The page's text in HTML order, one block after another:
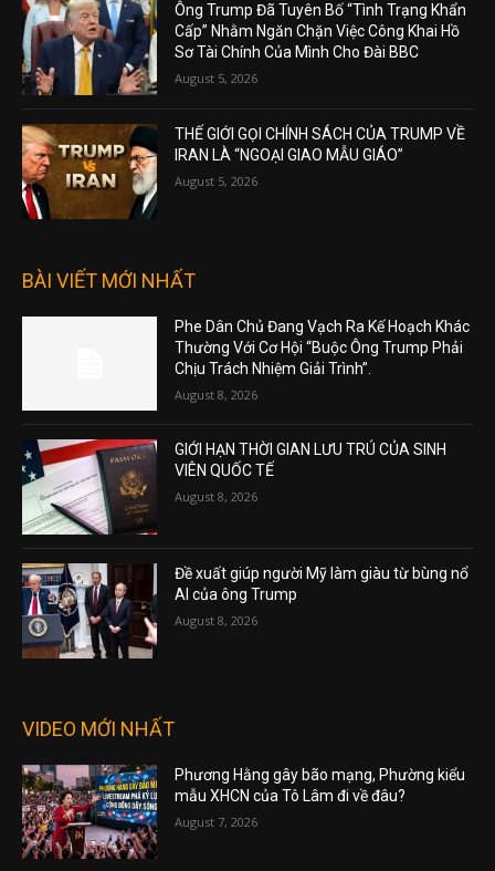
Ông Trump Đã Tuyên Bố “Tình Trạng Khẩn
Cấp” Nhằm Ngăn Chặn Việc Công Khai Hồ
Sơ Tài Chính Của Mình Cho Đài BBC
August 5, 2026
THẾ GIỚI GỌI CHÍNH SÁCH CỦA TRUMP VỀ
IRAN LÀ “NGOẠI GIAO MẪU GIÁO”
August 5, 2026
BÀI VIẾT MỚI NHẤT
Phe Dân Chủ Đang Vạch Ra Kế Hoạch Khác
Thường Với Cơ Hội “Buộc Ông Trump Phải
Chịu Trách Nhiệm Giải Trình”.
August 8, 2026
GIỚI HẠN THỜI GIAN LƯU TRÚ CỦA SINH
VIÊN QUỐC TẾ
August 8, 2026
Đề xuất giúp người Mỹ làm giàu từ bùng nổ
AI của ông Trump
August 8, 2026
VIDEO MỚI NHẤT
Phương Hằng gây bão mạng, Phường kiểu
mẫu XHCN của Tô Lâm đi về đâu?
August 7, 2026